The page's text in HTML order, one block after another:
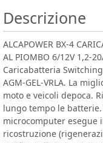
Descrizione
ALCAPOWER BX-4
AL PIOMBO 6/12V 1,2-
Caricabatteria
AGM-GEL-VRLA. La
moto e veicoli depoca.
lungo tempo le
microcomputer esegue
ricostruzione